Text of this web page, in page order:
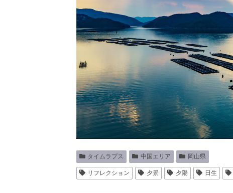
タイムラプス 中国エリア 岡山県
リフレクション 夕景 夕陽 日生